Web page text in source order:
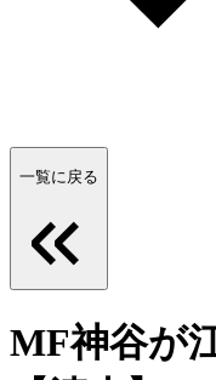
一覧に戻る
MF神谷が